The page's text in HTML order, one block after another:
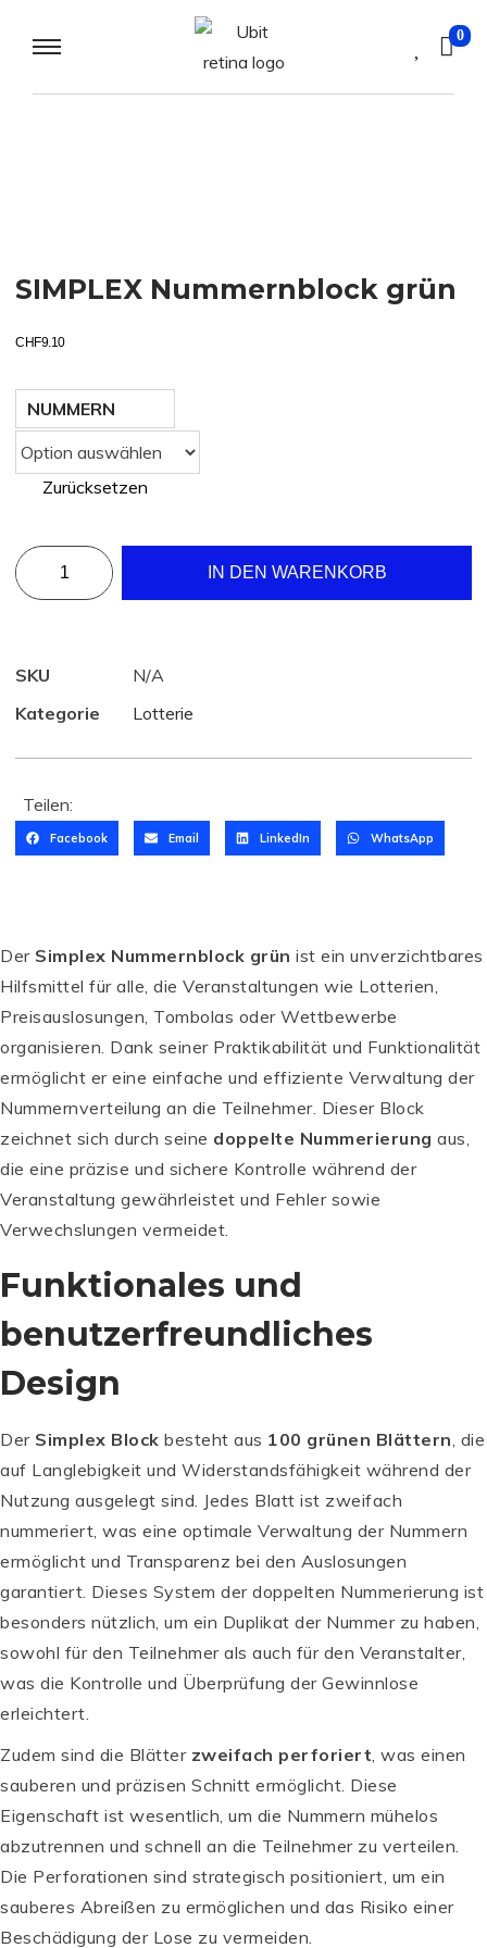
0
SIMPLEX Nummernblock grün
CHF9.10
NUMMERN
Zurücksetzen
IN DEN WARENKORB
SKU
N/A
Kategorie
Lotterie
Teilen:
Facebook Email LinkedIn WhatsApp
Der Simplex Nummernblock grün ist ein unverzichtbares
Hilfsmittel für alle, die Veranstaltungen wie Lotterien,
Preisauslosungen, Tombolas oder Wettbewerbe
organisieren. Dank seiner Praktikabilität und Funktionalität
ermöglicht er eine einfache und effiziente Verwaltung der
Nummernverteilung an die Teilnehmer. Dieser Block
zeichnet sich durch seine doppelte Nummerierung aus,
die eine präzise und sichere Kontrolle während der
Veranstaltung gewährleistet und Fehler sowie
Verwechslungen vermeidet.
Funktionales und
benutzerfreundliches
Design
Der Simplex Block besteht aus 100 grünen Blättern , die
auf Langlebigkeit und Widerstandsfähigkeit während der
Nutzung ausgelegt sind. Jedes Blatt ist zweifach
nummeriert, was eine optimale Verwaltung der Nummern
ermöglicht und Transparenz bei den Auslosungen
garantiert. Dieses System der doppelten Nummerierung ist
besonders nützlich, um ein Duplikat der Nummer zu haben,
sowohl für den Teilnehmer als auch für den Veranstalter,
was die Kontrolle und Überprüfung der Gewinnlose
erleichtert.
Zudem sind die Blätter zweifach perforiert , was einen
sauberen und präzisen Schnitt ermöglicht. Diese
Eigenschaft ist wesentlich, um die Nummern mühelos
abzutrennen und schnell an die Teilnehmer zu verteilen.
Die Perforationen sind strategisch positioniert, um ein
sauberes Abreißen zu ermöglichen und das Risiko einer
Beschädigung der Lose zu vermeiden.